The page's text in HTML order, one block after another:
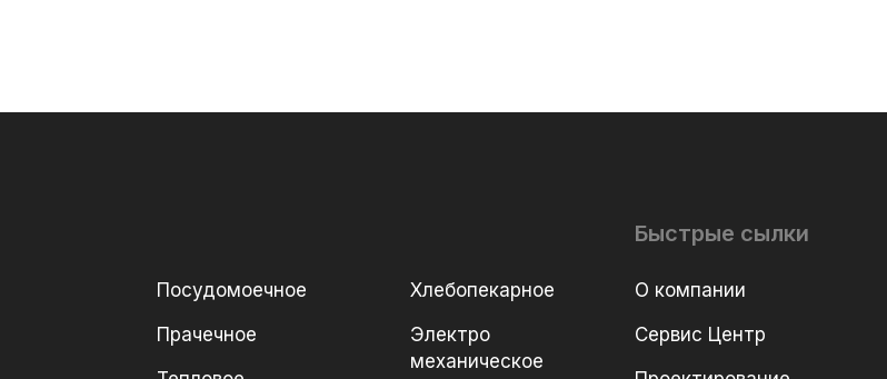
Посудомоечное
Прачечное
Хлебопекарное
Электро
механическое
Быстрые сылки
О компании
Сервис Центр